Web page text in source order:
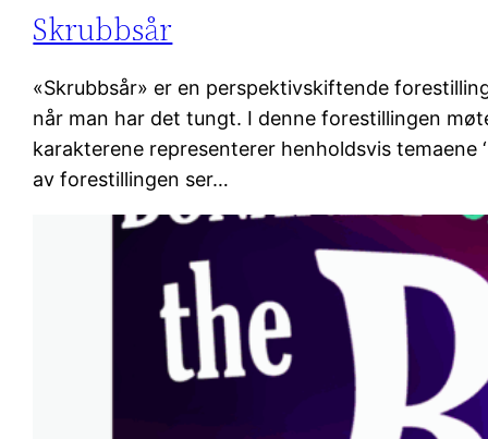
Skrubbsår
«Skrubbsår» er en perspektivskiftende
når man har det tungt. I denne forestillingen
karakterene representerer henholdsvis temaene
av forestillingen ser…